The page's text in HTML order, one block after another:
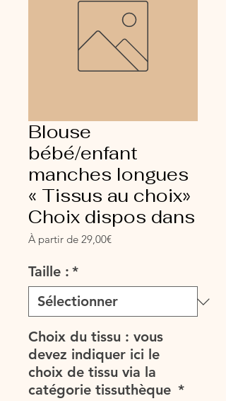
Blouse
bébé/enfant
manches longues
« Tissus au choix»
Choix dispos dans
À partir de 29,00€Prix
Taille : *
Choix du tissu : vous
devez indiquer ici le
choix de tissu via la
catégorie tissuthèque *